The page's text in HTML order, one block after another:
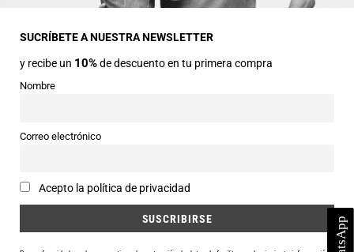
22330 Ainsa (Huesca)
Teléfonos
974 50 00 43
Horarios
Email
SUCRÍBETE A NUESTRA NEWSLETTER
y recibe un 10%de descuento en tu primera compra
Nombre
Correo electrónico
Acepto la política de privacidad